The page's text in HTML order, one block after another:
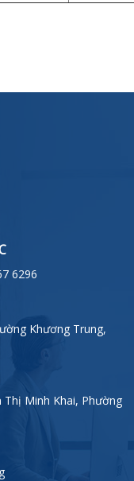
6296
Khương Trung,
Thị Minh Khai, Phường